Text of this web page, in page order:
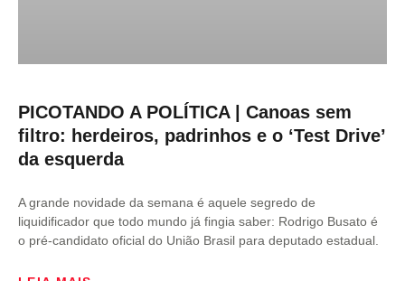
PICOTANDO A POLÍTICA | Canoas sem
filtro: herdeiros, padrinhos e o ‘Test Drive’
da esquerda
A grande novidade da semana é aquele segredo de
liquidificador que todo mundo já fingia saber: Rodrigo Busato é
o pré-candidato oficial do União Brasil para deputado estadual.